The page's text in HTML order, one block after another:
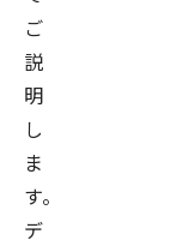
ご
説
明
し
ま
す。
デ